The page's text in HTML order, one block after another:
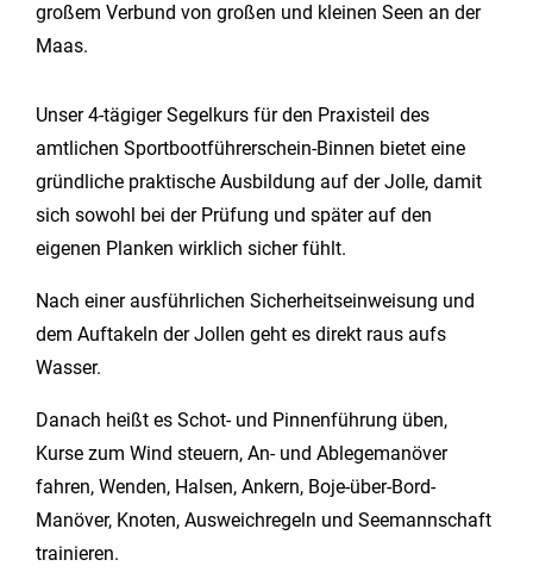
großem Verbund von großen und kleinen Seen an der
Maas.
Unser 4-tägiger Segelkurs für den Praxisteil des
amtlichen Sportbootführerschein-Binnen bietet eine
gründliche praktische Ausbildung auf der Jolle, damit
sich sowohl bei der Prüfung und später auf den
eigenen Planken wirklich sicher fühlt.
Nach einer ausführlichen Sicherheitseinweisung und
dem Auftakeln der Jollen geht es direkt raus aufs
Wasser.
Danach heißt es Schot- und Pinnenführung üben,
Kurse zum Wind steuern, An- und Ablegemanöver
fahren, Wenden, Halsen, Ankern, Boje-über-Bord-
Manöver, Knoten, Ausweichregeln und Seemannschaft
trainieren.